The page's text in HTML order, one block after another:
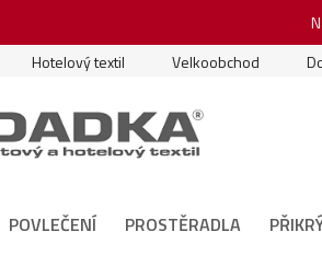
Hotelový textil Velkoobchod
POVLEČENÍ PROSTĚRADLA